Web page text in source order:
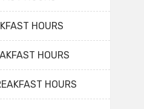
HOURS
HOURS
HOURS